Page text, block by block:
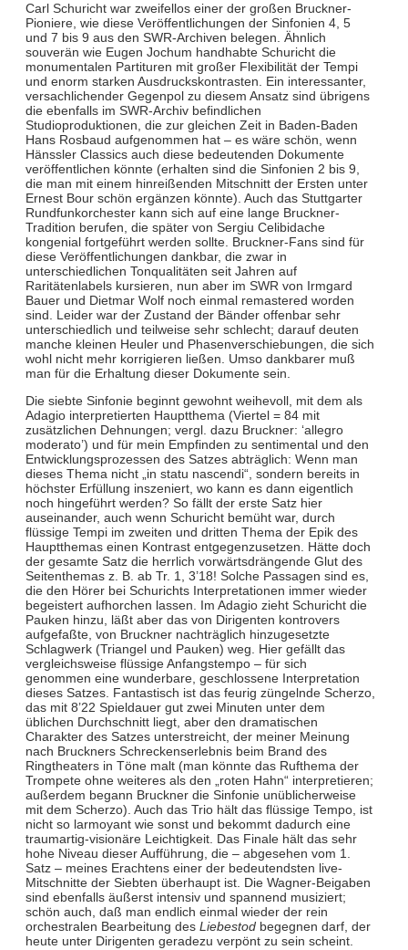
Carl Schuricht war zweifellos einer der großen Bruckner-
Pioniere, wie diese Veröffentlichungen der Sinfonien 4, 5
und 7 bis 9 aus den SWR-Archiven belegen. Ähnlich
souverän wie Eugen Jochum handhabte Schuricht die
monumentalen Partituren mit großer Flexibilität der Tempi
und enorm starken Ausdruckskontrasten. Ein interessanter,
versachlichender Gegenpol zu diesem Ansatz sind übrigens
die ebenfalls im SWR-Archiv befindlichen
Studioproduktionen, die zur gleichen Zeit in Baden-Baden
Hans Rosbaud aufgenommen hat – es wäre schön, wenn
Hänssler Classics auch diese bedeutenden Dokumente
veröffentlichen könnte (erhalten sind die Sinfonien 2 bis 9,
die man mit einem hinreißenden Mitschnitt der Ersten unter
Ernest Bour schön ergänzen könnte). Auch das Stuttgarter
Rundfunkorchester kann sich auf eine lange Bruckner-
Tradition berufen, die später von Sergiu Celibidache
kongenial fortgeführt werden sollte. Bruckner-Fans sind für
diese Veröffentlichungen dankbar, die zwar in
unterschiedlichen Tonqualitäten seit Jahren auf
Raritätenlabels kursieren, nun aber im SWR von Irmgard
Bauer und Dietmar Wolf noch einmal remastered worden
sind. Leider war der Zustand der Bänder offenbar sehr
unterschiedlich und teilweise sehr schlecht; darauf deuten
manche kleinen Heuler und Phasenverschiebungen, die sich
wohl nicht mehr korrigieren ließen. Umso dankbarer muß
man für die Erhaltung dieser Dokumente sein.
Die siebte Sinfonie beginnt gewohnt weihevoll, mit dem als
Adagio interpretierten Hauptthema (Viertel = 84 mit
zusätzlichen Dehnungen; vergl. dazu Bruckner: ‘allegro
moderato’) und für mein Empfinden zu sentimental und den
Entwicklungsprozessen des Satzes abträglich: Wenn man
dieses Thema nicht „in statu nascendi“, sondern bereits in
höchster Erfüllung inszeniert, wo kann es dann eigentlich
noch hingeführt werden? So fällt der erste Satz hier
auseinander, auch wenn Schuricht bemüht war, durch
flüssige Tempi im zweiten und dritten Thema der Epik des
Hauptthemas einen Kontrast entgegenzusetzen. Hätte doch
der gesamte Satz die herrlich vorwärtsdrängende Glut des
Seitenthemas z. B. ab Tr. 1, 3’18! Solche Passagen sind es,
die den Hörer bei Schurichts Interpretationen immer wieder
begeistert aufhorchen lassen. Im Adagio zieht Schuricht die
Pauken hinzu, läßt aber das von Dirigenten kontrovers
aufgefaßte, von Bruckner nachträglich hinzugesetzte
Schlagwerk (Triangel und Pauken) weg. Hier gefällt das
vergleichsweise flüssige Anfangstempo – für sich
genommen eine wunderbare, geschlossene Interpretation
dieses Satzes. Fantastisch ist das feurig züngelnde Scherzo,
das mit 8’22 Spieldauer gut zwei Minuten unter dem
üblichen Durchschnitt liegt, aber den dramatischen
Charakter des Satzes unterstreicht, der meiner Meinung
nach Bruckners Schreckenserlebnis beim Brand des
Ringtheaters in Töne malt (man könnte das Rufthema der
Trompete ohne weiteres als den „roten Hahn“ interpretieren;
außerdem begann Bruckner die Sinfonie unüblicherweise
mit dem Scherzo). Auch das Trio hält das flüssige Tempo, ist
nicht so larmoyant wie sonst und bekommt dadurch eine
traumartig-visionäre Leichtigkeit. Das Finale hält das sehr
hohe Niveau dieser Aufführung, die – abgesehen vom 1.
Satz – meines Erachtens einer der bedeutendsten live-
Mitschnitte der Siebten überhaupt ist. Die Wagner-Beigaben
sind ebenfalls äußerst intensiv und spannend musiziert;
schön auch, daß man endlich einmal wieder der rein
orchestralen Bearbeitung des Liebestodbegegnen darf, der
heute unter Dirigenten geradezu verpönt zu sein scheint.